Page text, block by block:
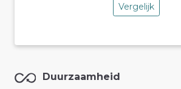
Vergelijk
Duurzaamheid